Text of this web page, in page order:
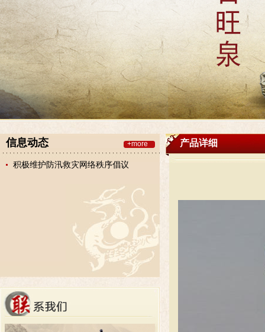
信息动态 +more
积极维护防汛救灾网络秩序倡议
产品详细